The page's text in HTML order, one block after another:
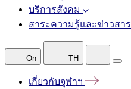
บริการสังคม
สาระความรู้และข่าวสาร
On TH
เกี่ยวกับจุฬาฯ